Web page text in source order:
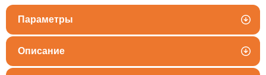
Параметры
Описание